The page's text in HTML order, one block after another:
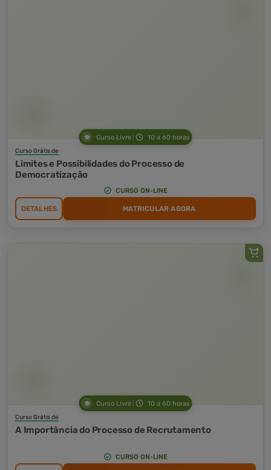
Curso Livre 10 a 60 horas
Curso Grátis de
Limites e Possibilidades do Processo de
Democratização
CURSO ON-LINE
DETALHES MATRICULAR AGORA
Curso Livre 10 a 60 horas
Curso Grátis de
A Importância do Processo de Recrutamento
CURSO ON-LINE